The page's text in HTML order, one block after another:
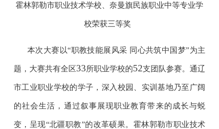
霍林郭勒市职业技术学校、奈曼旗民族职业中等专业学
校荣获三等奖
本次大赛以“职教技能展风采 同心共筑中国梦”为主
题，大赛共有全区33所职业学校的52支团队参赛。通辽
市工业职业学校的学子，深入校园、实训基地乃至广阔
的社会生活，通过叙事展现职业教育带来的成长与蜕
变，呈现“北疆职教”的改革硕果。霍林郭勒市职业技术